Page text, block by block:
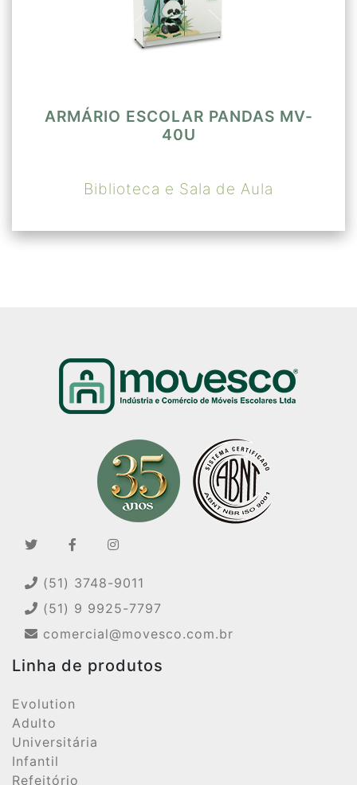
ARMÁRIO ESCOLAR PANDAS MV-
40U
Biblioteca e Sala de Aula
(51) 3748-9011
(51) 9 9925-7797
comercial@movesco.com.br
Linha de produtos
Evolution
Adulto
Universitária
Infantil
Refeitório